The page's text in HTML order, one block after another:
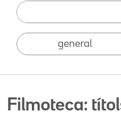
general
Filmoteca: